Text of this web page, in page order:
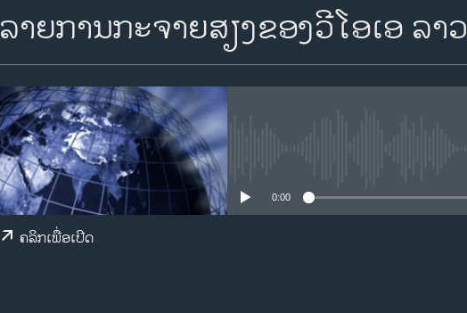
Apple Podcasts
ຈອງ
ລາຍການກະຈາຍສຽງຂອງວີໂອເອ ລາວ
0:00
ຄລິກເພື່ອເປີດ